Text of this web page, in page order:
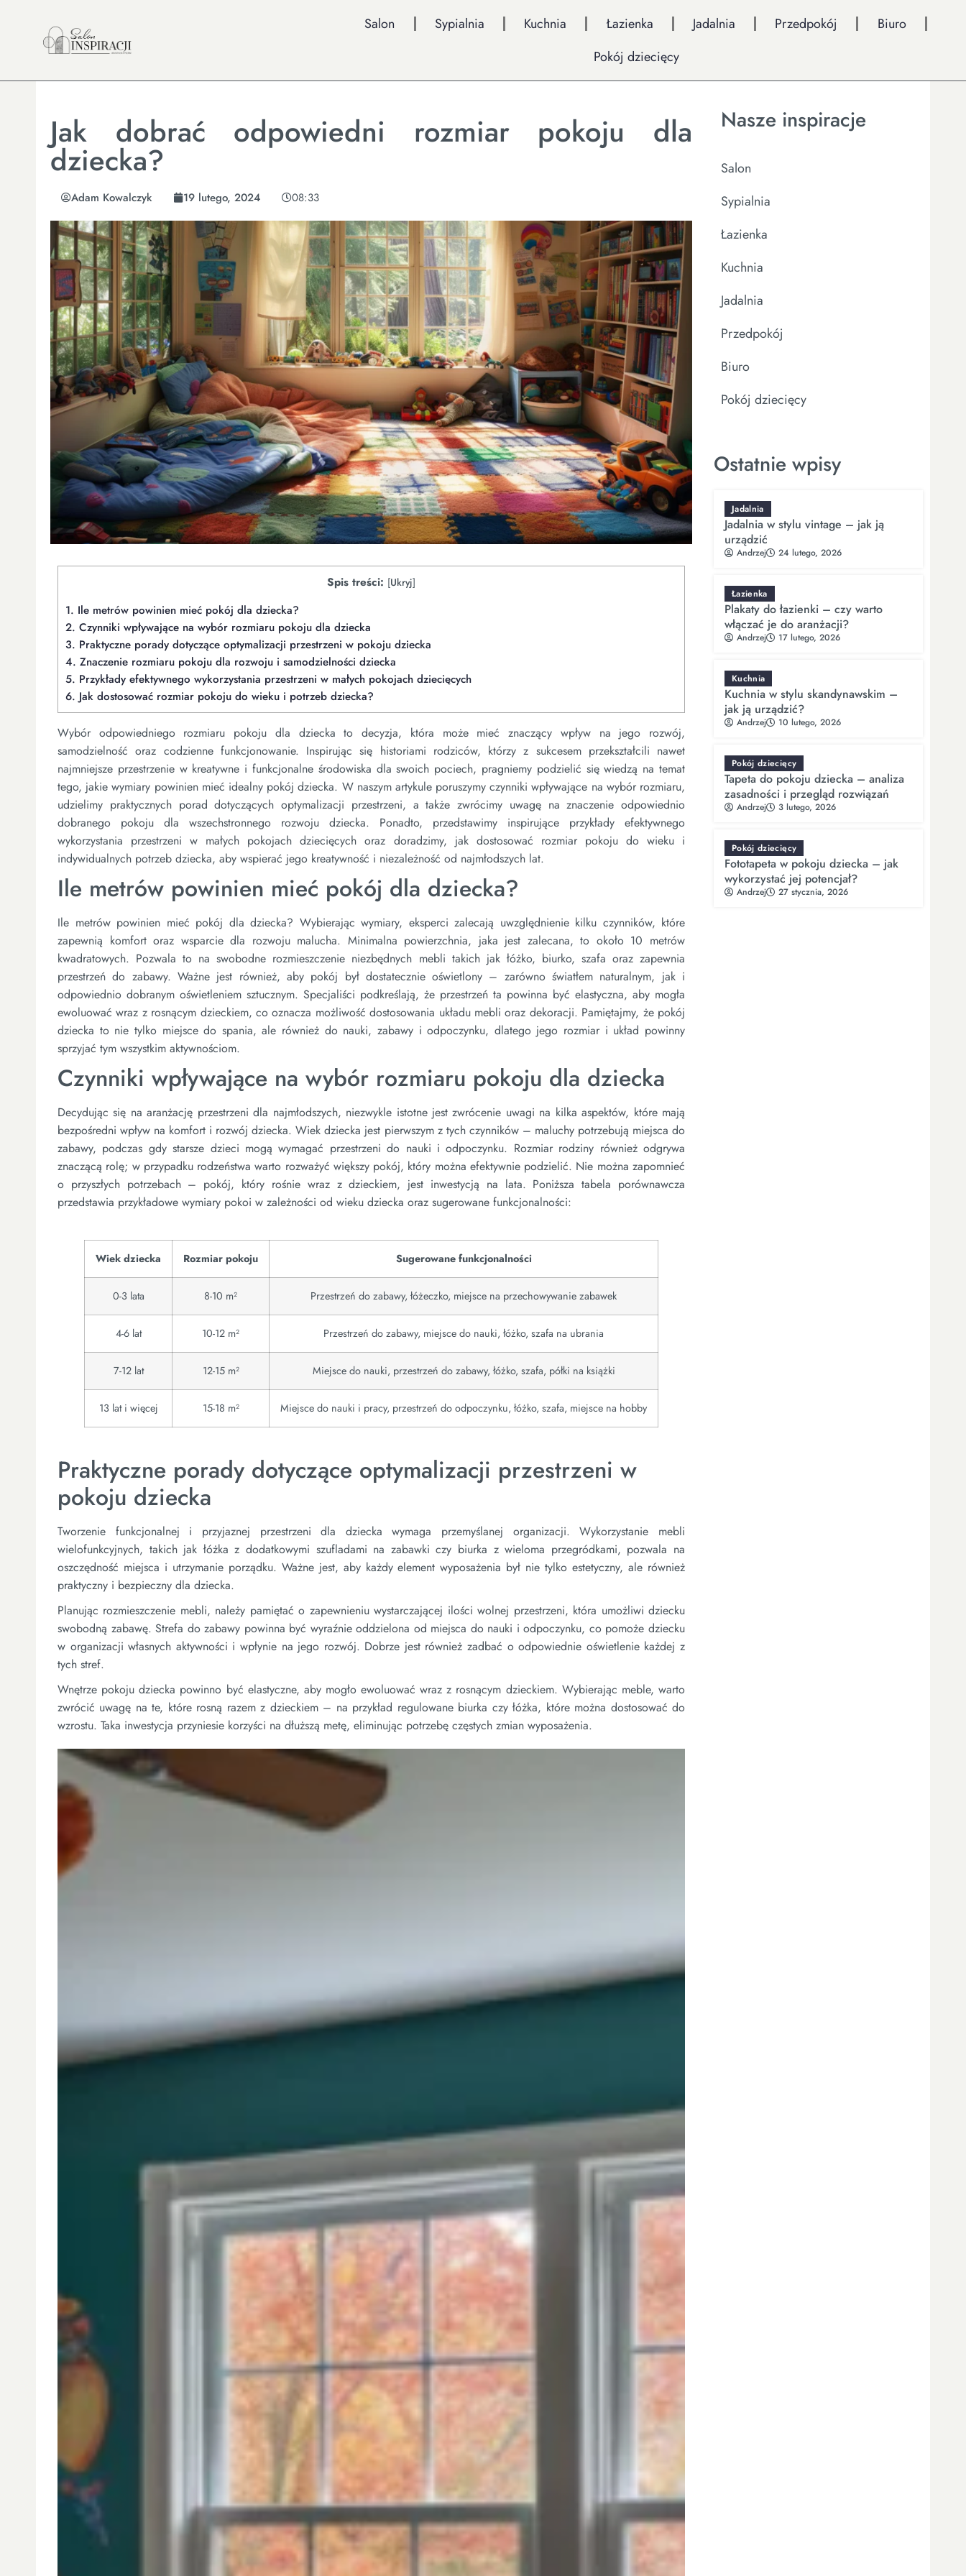
Salon Sypialnia Kuchnia Łazienka Jadalnia Przedpokój
Biuro
Pokój dziecięcy
Jak dobrać odpowiedni rozmiar pokoju dla
dziecka?
Adam Kowalczyk 19 lutego, 2024 08:33
Spis treści: [Ukryj]
1. Ile metrów powinien mieć pokój dla dziecka?
2. Czynniki wpływające na wybór rozmiaru pokoju dla dziecka
3. Praktyczne porady dotyczące optymalizacji przestrzeni w pokoju dziecka
4. Znaczenie rozmiaru pokoju dla rozwoju i samodzielności dziecka
5. Przykłady efektywnego wykorzystania przestrzeni w małych pokojach dziecięcych
6. Jak dostosować rozmiar pokoju do wieku i potrzeb dziecka?
Wybór odpowiedniego rozmiaru pokoju dla dziecka to decyzja, która może mieć znaczący wpływ na jego rozwój,
samodzielność oraz codzienne funkcjonowanie. Inspirując się historiami rodziców, którzy z sukcesem przekształcili nawet
najmniejsze przestrzenie w kreatywne i funkcjonalne środowiska dla swoich pociech, pragniemy podzielić się wiedzą na temat
tego, jakie wymiary powinien mieć idealny pokój dziecka. W naszym artykule poruszymy czynniki wpływające na wybór rozmiaru,
udzielimy praktycznych porad dotyczących optymalizacji przestrzeni, a także zwrócimy uwagę na znaczenie odpowiednio
dobranego pokoju dla wszechstronnego rozwoju dziecka. Ponadto, przedstawimy inspirujące przykłady efektywnego
wykorzystania przestrzeni w małych pokojach dziecięcych oraz doradzimy, jak dostosować rozmiar pokoju do wieku i
indywidualnych potrzeb dziecka, aby wspierać jego kreatywność i niezależność od najmłodszych lat.
Ile metrów powinien mieć pokój dla dziecka?
Ile metrów powinien mieć pokój dla dziecka? Wybierając wymiary, eksperci zalecają uwzględnienie kilku czynników, które
zapewnią komfort oraz wsparcie dla rozwoju malucha. Minimalna powierzchnia, jaka jest zalecana, to około 10 metrów
kwadratowych. Pozwala to na swobodne rozmieszczenie niezbędnych mebli takich jak łóżko, biurko, szafa oraz zapewnia
przestrzeń do zabawy. Ważne jest również, aby pokój był dostatecznie oświetlony – zarówno światłem naturalnym, jak i
odpowiednio dobranym oświetleniem sztucznym. Specjaliści podkreślają, że przestrzeń ta powinna być elastyczna, aby mogła
ewoluować wraz z rosnącym dzieckiem, co oznacza możliwość dostosowania układu mebli oraz dekoracji. Pamiętajmy, że pokój
dziecka to nie tylko miejsce do spania, ale również do nauki, zabawy i odpoczynku, dlatego jego rozmiar i układ powinny
sprzyjać tym wszystkim aktywnościom.
Czynniki wpływające na wybór rozmiaru pokoju dla dziecka
Decydując się na aranżację przestrzeni dla najmłodszych, niezwykle istotne jest zwrócenie uwagi na kilka aspektów, które mają
bezpośredni wpływ na komfort i rozwój dziecka. Wiek dziecka jest pierwszym z tych czynników – maluchy potrzebują miejsca do
zabawy, podczas gdy starsze dzieci mogą wymagać przestrzeni do nauki i odpoczynku. Rozmiar rodziny również odgrywa
znaczącą rolę; w przypadku rodzeństwa warto rozważyć większy pokój, który można efektywnie podzielić. Nie można zapomnieć
o przyszłych potrzebach – pokój, który rośnie wraz z dzieckiem, jest inwestycją na lata. Poniższa tabela porównawcza
przedstawia przykładowe wymiary pokoi w zależności od wieku dziecka oraz sugerowane funkcjonalności:
Wiek dziecka Rozmiar pokoju Sugerowane funkcjonalności
0-3 lata 8-10 m² Przestrzeń do zabawy, łóżeczko, miejsce na przechowywanie zabawek
4-6 lat 10-12 m² Przestrzeń do zabawy, miejsce do nauki, łóżko, szafa na ubrania
7-12 lat 12-15 m² Miejsce do nauki, przestrzeń do zabawy, łóżko, szafa, półki na książki
13 lat i więcej 15-18 m² Miejsce do nauki i pracy, przestrzeń do odpoczynku, łóżko, szafa, miejsce na hobby
Praktyczne porady dotyczące optymalizacji przestrzeni w
pokoju dziecka
Tworzenie funkcjonalnej i przyjaznej przestrzeni dla dziecka wymaga przemyślanej organizacji. Wykorzystanie mebli
wielofunkcyjnych, takich jak łóżka z dodatkowymi szufladami na zabawki czy biurka z wieloma przegródkami, pozwala na
oszczędność miejsca i utrzymanie porządku. Ważne jest, aby każdy element wyposażenia był nie tylko estetyczny, ale również
praktyczny i bezpieczny dla dziecka.
Planując rozmieszczenie mebli, należy pamiętać o zapewnieniu wystarczającej ilości wolnej przestrzeni, która umożliwi dziecku
swobodną zabawę. Strefa do zabawy powinna być wyraźnie oddzielona od miejsca do nauki i odpoczynku, co pomoże dziecku
w organizacji własnych aktywności i wpłynie na jego rozwój. Dobrze jest również zadbać o odpowiednie oświetlenie każdej z
tych stref.
Wnętrze pokoju dziecka powinno być elastyczne, aby mogło ewoluować wraz z rosnącym dzieckiem. Wybierając meble, warto
zwrócić uwagę na te, które rosną razem z dzieckiem – na przykład regulowane biurka czy łóżka, które można dostosować do
wzrostu. Taka inwestycja przyniesie korzyści na dłuższą metę, eliminując potrzebę częstych zmian wyposażenia.
Nasze inspiracje
Salon
Sypialnia
Łazienka
Kuchnia
Jadalnia
Przedpokój
Biuro
Pokój dziecięcy
Ostatnie wpisy
Jadalnia
Jadalnia w stylu vintage – jak ją
urządzić
Andrzej 24 lutego, 2026
Łazienka
Plakaty do łazienki – czy warto
włączać je do aranżacji?
Andrzej 17 lutego, 2026
Kuchnia
Kuchnia w stylu skandynawskim –
jak ją urządzić?
Andrzej 10 lutego, 2026
Pokój dziecięcy
Tapeta do pokoju dziecka – analiza
zasadności i przegląd rozwiązań
Andrzej 3 lutego, 2026
Pokój dziecięcy
Fototapeta w pokoju dziecka – jak
wykorzystać jej potencjał?
Andrzej 27 stycznia, 2026